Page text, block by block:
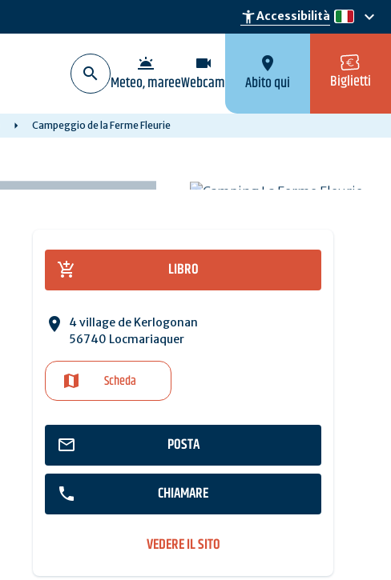
accessibility_newAccessibilità it
keyboard_arrow_down
wb_twilight
Meteo, maree
videocam
Webcam
location_on
Abito qui Biglietti
Campeggio de la Ferme Fleurie
LIBRO
4 village de Kerlogonan
56740 Locmariaquer
Scheda
POSTA
CHIAMARE
VEDERE IL SITO